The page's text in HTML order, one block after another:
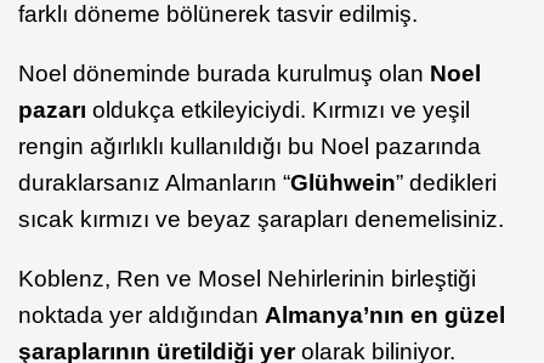
farklı döneme bölünerek tasvir edilmiş.
Noel döneminde burada kurulmuş olan Noel
pazarı oldukça etkileyiciydi. Kırmızı ve yeşil
rengin ağırlıklı kullanıldığı bu Noel pazarında
duraklarsanız Almanların “Glühwein” dedikleri
sıcak kırmızı ve beyaz şarapları denemelisiniz.
Koblenz, Ren ve Mosel Nehirlerinin birleştiği
noktada yer aldığından Almanya’nın en güzel
şaraplarının üretildiği yerolarak biliniyor.